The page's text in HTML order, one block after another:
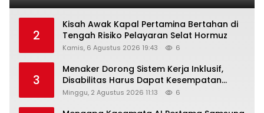
2
Kisah Awak Kapal Pertamina Bertahan di
Tengah Risiko Pelayaran Selat Hormuz
Kamis, 6 Agustus 2026 19:43 6
3
Menaker Dorong Sistem Kerja Inklusif,
Disabilitas Harus Dapat Kesempatan
Setara
Minggu, 2 Agustus 2026 11:13 6